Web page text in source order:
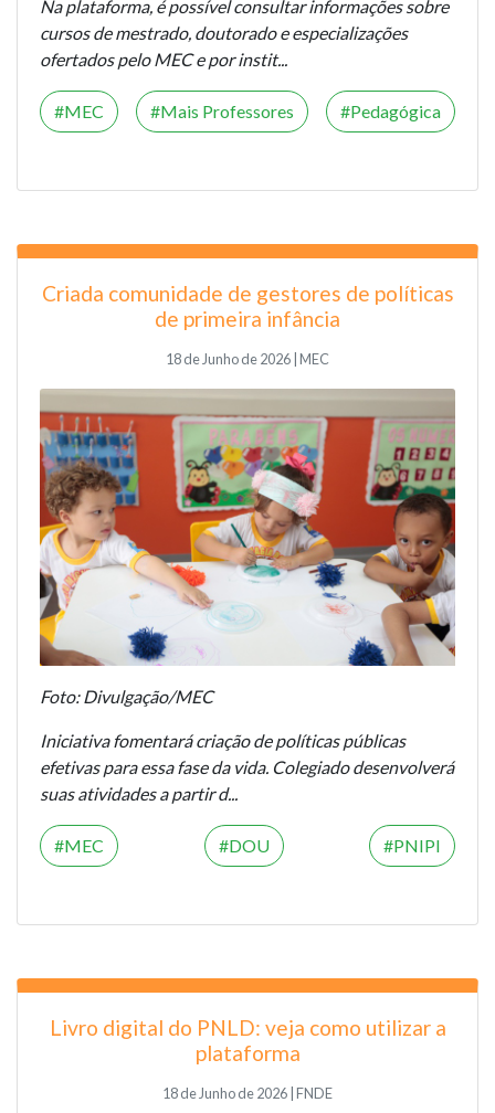
Na plataforma, é possível consultar informações sobre
cursos de mestrado, doutorado e especializações
ofertados pelo MEC e por instit...
MEC Mais Professores Pedagógica
Criada comunidade de gestores de políticas
de primeira infância
18 de Junho de 2026 | MEC
Foto: Divulgação/MEC
Iniciativa fomentará criação de políticas públicas
efetivas para essa fase da vida. Colegiado desenvolverá
suas atividades a partir d...
MEC DOU PNIPI
Livro digital do PNLD: veja como utilizar a
plataforma
18 de Junho de 2026 | FNDE